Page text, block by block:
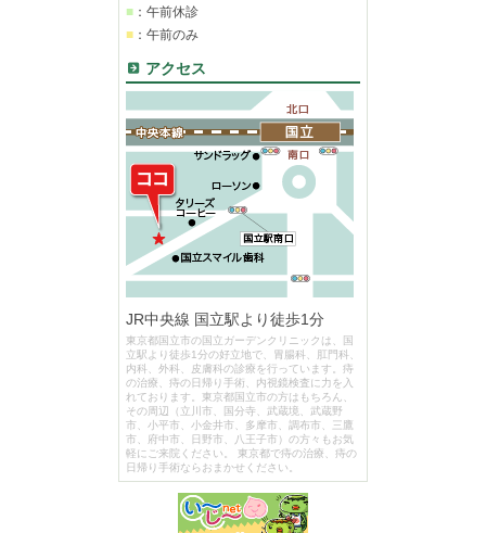
■ ：午前休診
■ ：午前のみ
アクセス
JR中央線 国立駅より徒歩1分
東京都国立市の国立ガーデンクリニックは、国
立駅より徒歩1分の好立地で、胃腸科、肛門科、
内科、外科、皮膚科の診療を行っています。痔
の治療、痔の日帰り手術、内視鏡検査に力を入
れております。東京都国立市の方はもちろん、
その周辺（立川市、国分寺、武蔵境、武蔵野
市、小平市、小金井市、多摩市、調布市、三鷹
市、府中市、日野市、八王子市）の方々もお気
軽にご来院ください。 東京都で痔の治療、痔の
日帰り手術ならおまかせください。